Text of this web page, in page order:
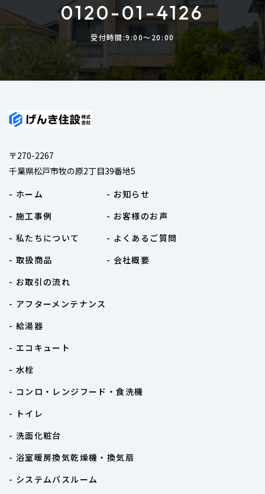
0120-01-4126
受付時間:9:00〜20:00
〒270-2267
千葉県松戸市牧の原2丁目39番地5
- ホーム
- 施工事例
- 私たちについて
- 取扱商品
- お取引の流れ
- アフターメンテナンス
- お知らせ
- お客様のお声
- よくあるご質問
- 会社概要
- 給湯器
- エコキュート
- 水栓
- コンロ・レンジフード・食洗機
- トイレ
- 洗面化粧台
- 浴室暖房換気乾燥機・換気扇
- システムバスルーム